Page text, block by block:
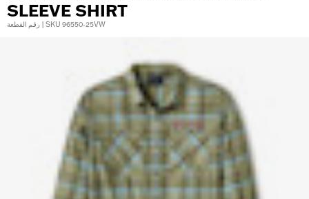
SLEEVE SHIRT
رقم القطعة | SKU 96550-25VW